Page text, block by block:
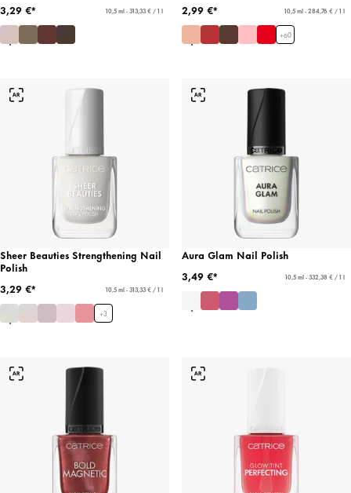
3,29 €*
10,5 ml - 313,33 € / 1 l
2,99 €*
10,5 ml - 284,76 € / 1 l
+60
Sheer Beauties Strengthening Nail
Polish
3,29 €*
10,5 ml - 313,33 € / 1 l
+3
Aura Glam Nail Polish
3,49 €*
10,5 ml - 332,38 € / 1 l